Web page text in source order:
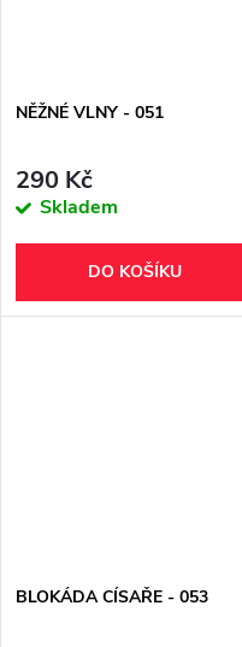
NĚŽNÉ VLNY - 051
290 Kč
Skladem
DO KOŠÍKU
BLOKÁDA CÍSAŘE - 053